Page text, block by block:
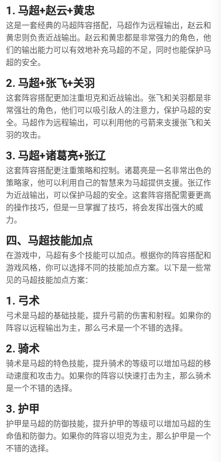
1. 马超+赵云+黄忠
这是一套经典的马超阵容搭配，马超作为远程输出，赵云和
黄忠则负责近战输出。赵云和黄忠都是非常强力的角色，他
们的输出能力可以有效地补充马超的不足，同时也能保护马
超的安全。
2. 马超+张飞+关羽
这套阵容搭配更加注重坦克和近战输出。张飞和关羽都是非
常强壮的角色，他们可以吸引敌人的注意力，保护马超的安
全。马超作为远程输出，可以利用他的弓箭来支援张飞和关
羽的攻击。
3. 马超+诸葛亮+张辽
这套阵容搭配更注重策略和控制。诸葛亮是一名非常出色的
策略家，他可以利用自己的智慧来为马超提供支援。张辽作
为近战输出，可以保护马超的安全。这套阵容搭配需要更高
的操作技巧，但是一旦掌握了技巧，将会发挥出强大的威
力。
四、马超技能加点
在游戏中，马超有多个技能可以加点。根据你的阵容搭配和
游戏风格，你可以选择不同的技能加点方案。以下是一些常
见的马超技能加点方案：
1. 弓术
弓术是马超的基础技能，提升弓箭的伤害和射程。如果你的
阵容以远程输出为主，那么弓术是一个不错的选择。
2. 骑术
骑术是马超的特色技能，提升骑术的等级可以增加马超的移
动速度和攻击力。如果你的阵容以快速打击为主，那么骑术
是一个不错的选择。
3. 护甲
护甲是马超的防御技能，提升护甲的等级可以增加马超的生
命值和防御力。如果你的阵容以坦克为主，那么护甲是一个
不错的选择。